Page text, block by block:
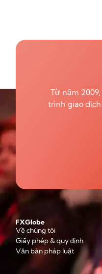
Từ năm
trình giao
FXGlobe
Về chúng tôi
Giấy phép & quy định
Văn bản pháp luật